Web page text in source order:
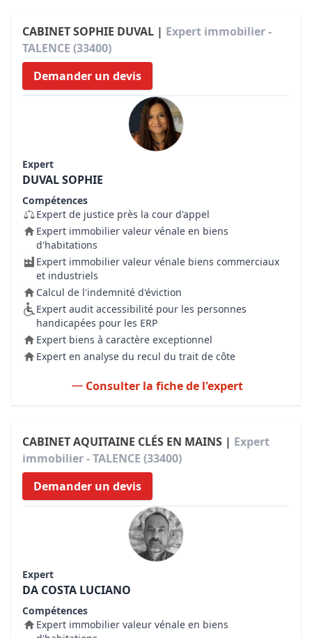
CABINET SOPHIE DUVAL | Expert immobilier -
TALENCE (33400)
Demander un devis
Expert
DUVAL SOPHIE
Compétences
Expert de justice près la cour d'appel
Expert immobilier valeur vénale en biens
d'habitations
Expert immobilier valeur vénale biens commerciaux
et industriels
Calcul de l'indemnité d'éviction
Expert audit accessibilité pour les personnes
handicapées pour les ERP
Expert biens à caractère exceptionnel
Expert en analyse du recul du trait de côte
Consulter la fiche de l'expert
CABINET AQUITAINE CLÉS EN MAINS | Expert
immobilier - TALENCE (33400)
Demander un devis
Expert
DA COSTA LUCIANO
Compétences
Expert immobilier valeur vénale en biens